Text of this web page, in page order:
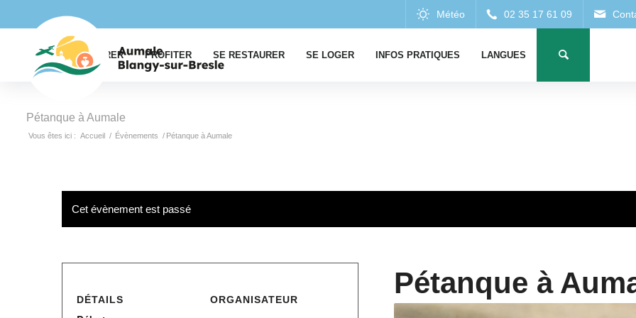
EXPLORER PROFITER SE RESTAURER SE LOGER INFOS PRATIQUES LANGUES
Pétanque à Aumale
Vous êtes ici : Accueil / Évènements / Pétanque à Aumale
Cet évènement est passé
Pétanque à
DÉTAILS ORGANISATEUR